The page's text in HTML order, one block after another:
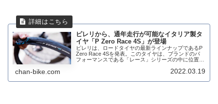
ピレリから、通年走行が可能なイタリア製タ
イヤ「P Zero Race 4S」が登場
ピレリは、ロードタイヤの最新ラインナップであるP
Zero Race 4Sを発表。このタイヤは、ブランドのパ
フォーマンスである「レース」シリーズの中に位置す
ンでパフォーマンスを維持することに重...
chan-bike.com 2022.03.19